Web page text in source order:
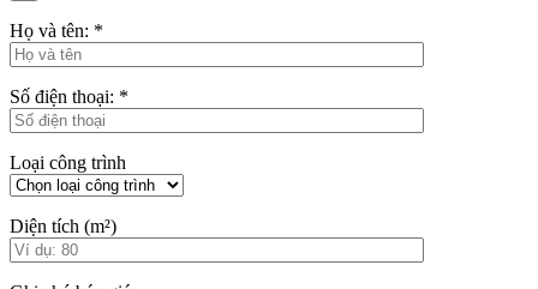
Họ và tên: *
Số điện thoại: *
Loại công trình
Diện tích (m²)